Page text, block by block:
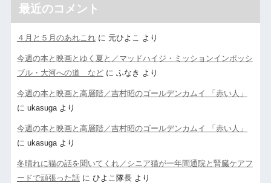
最近のコメント
４月と５月のあれこれに 元ひよこ より
今週の本と映画とゆく夏と／マッドハイジ・ミッションインポッシ
ブル・大河への道 などに ふなき より
今週の本と映画と高層階／吉村昭のゴールデンカムイ 「赤い人」
に ukasugaより
今週の本と映画と高層階／吉村昭のゴールデンカムイ 「赤い人」
に ukasugaより
冬晴れに猫の話を聞いてくれ／シニア猫が一年間通院と腎臓ケアフ
ードで頑張った話に ひよこ隊長より